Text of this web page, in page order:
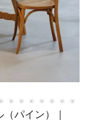
パイン）｜